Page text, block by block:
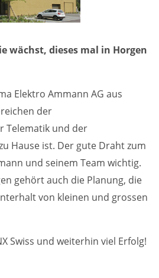
wächst, dieses mal in Horgen
Elektro Ammann AG aus
der
Telematik und der
Hause ist. Der gute Draht zum
und seinem Team wichtig.
gehört auch die Planung, die
von kleinen und grossen
Swiss und weiterhin viel Erfolg!